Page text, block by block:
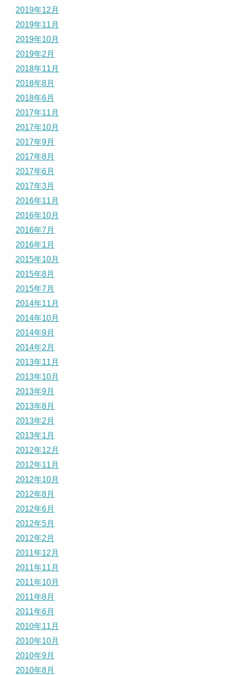
2019年12月
2019年11月
2019年10月
2019年2月
2018年11月
2018年8月
2018年6月
2017年11月
2017年10月
2017年9月
2017年8月
2017年6月
2017年3月
2016年11月
2016年10月
2016年7月
2016年1月
2015年10月
2015年8月
2015年7月
2014年11月
2014年10月
2014年9月
2014年2月
2013年11月
2013年10月
2013年9月
2013年8月
2013年2月
2013年1月
2012年12月
2012年11月
2012年10月
2012年8月
2012年6月
2012年5月
2012年2月
2011年12月
2011年11月
2011年10月
2011年8月
2011年6月
2010年11月
2010年10月
2010年9月
2010年8月